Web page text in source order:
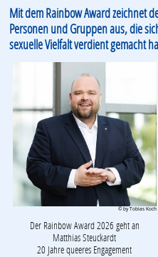
Mit dem Rainbow Award zeichnet
Personen und Gruppen aus, die
sexuelle Vielfalt verdient gemacht
© by Tobias Koch
Der Rainbow Award 2026 geht an
Matthias Steuckardt
20 Jahre queeres Engagement